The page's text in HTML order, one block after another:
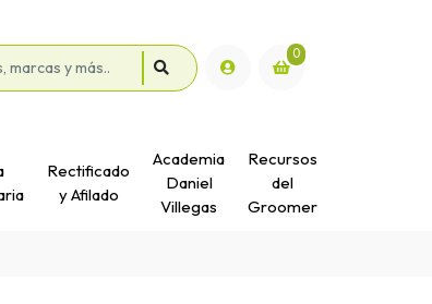
0
Rectificado
y Afilado
Academia
Daniel
Villegas
Recursos
del
Groomer